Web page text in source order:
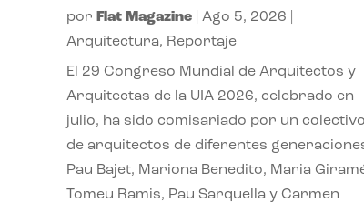
por Flat Magazine| Ago 5, 2026
Arquitectura, Reportaje
El 29 Congreso Mundial de Arquitectos y
Arquitectas de la UIA 2026, celebrado en
julio, ha sido comisariado por un
de arquitectos de diferentes
Pau Bajet, Mariona Benedito, Maria
Tomeu Ramis, Pau Sarquella y Carmen